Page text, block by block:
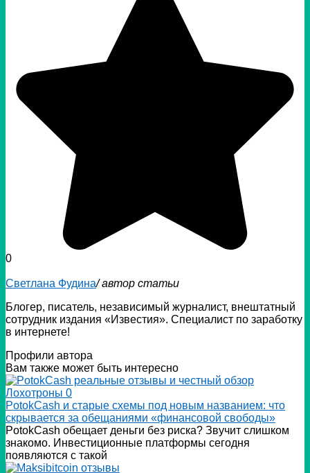
0
Светлана Фудина/ автор статьи
Блогер, писатель, независимый журналист, внештатный
сотрудник издания «Известия». Специалист по заработку
в интернете!
Профили автора
Вам также может быть интересно
Лохотроны 0
PotokCash и старые схемы под новым названием: что
скрывается за обещаниями «финансовой свободы»
PotokCash обещает деньги без риска? Звучит слишком
знакомо. Инвестиционные платформы сегодня
появляются с такой